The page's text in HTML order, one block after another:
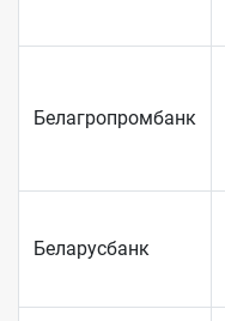
Белагропромбанк
Беларусбанк